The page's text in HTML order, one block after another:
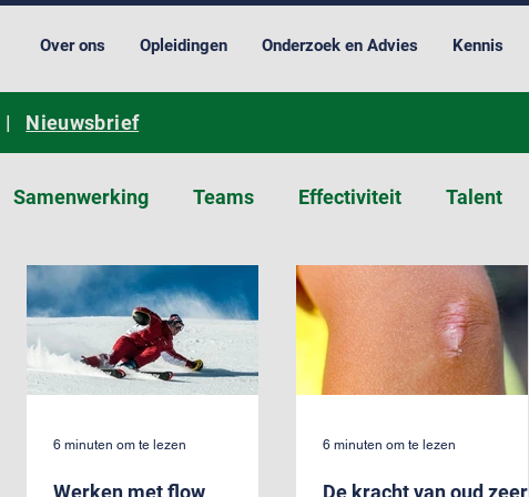
Over ons Opleidingen Onderzoek en Advies Kennis
| Nieuwsbrief
Samenwerking Teams Effectiviteit Talent
Cultuur Verandering
Werken met flow
6 minuten om te lezen
De kracht van oud zeer
6 minuten om te lezen